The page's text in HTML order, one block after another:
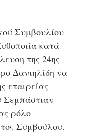
Συμβουλίου
κατά
της 24ης
Δανιηλίδη να
εταιρείας
Σεμπάστιαν
ρόλο
Συμβούλου.